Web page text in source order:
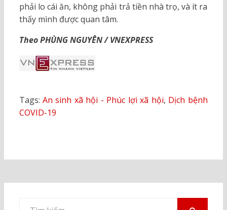
phải lo cái ăn, không phải trả tiền nhà trọ, và ít ra
thấy mình được quan tâm.
Theo PHÙNG NGUYÊN / VNEXPRESS
Tags: An sinh xã hội - Phúc lợi xã hội, Dịch bệnh
COVID-19